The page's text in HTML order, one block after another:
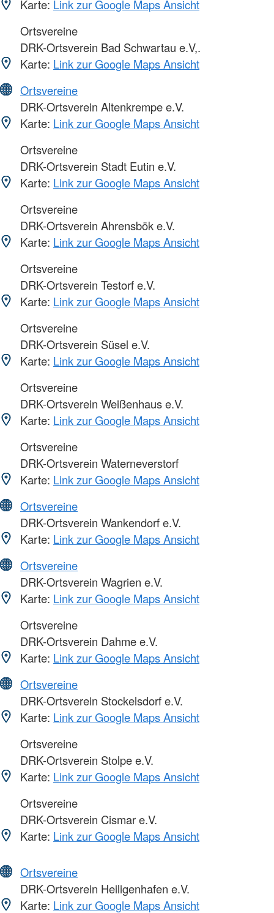
Karte: Link zur Google Maps Ansicht
Ortsvereine
DRK-Ortsverein Bad Schwartau e.V,.
Karte: Link zur Google Maps Ansicht
Ortsvereine
DRK-Ortsverein Altenkrempe e.V.
Karte: Link zur Google Maps Ansicht
Ortsvereine
DRK-Ortsverein Stadt Eutin e.V.
Karte: Link zur Google Maps Ansicht
Ortsvereine
DRK-Ortsverein Ahrensbök e.V.
Karte: Link zur Google Maps Ansicht
Ortsvereine
DRK-Ortsverein Testorf e.V.
Karte: Link zur Google Maps Ansicht
Ortsvereine
DRK-Ortsverein Süsel e.V.
Karte: Link zur Google Maps Ansicht
Ortsvereine
DRK-Ortsverein Weißenhaus e.V.
Karte: Link zur Google Maps Ansicht
Ortsvereine
DRK-Ortsverein Waterneverstorf
Karte: Link zur Google Maps Ansicht
Ortsvereine
DRK-Ortsverein Wankendorf e.V.
Karte: Link zur Google Maps Ansicht
Ortsvereine
DRK-Ortsverein Wagrien e.V.
Karte: Link zur Google Maps Ansicht
Ortsvereine
DRK-Ortsverein Dahme e.V.
Karte: Link zur Google Maps Ansicht
Ortsvereine
DRK-Ortsverein Stockelsdorf e.V.
Karte: Link zur Google Maps Ansicht
Ortsvereine
DRK-Ortsverein Stolpe e.V.
Karte: Link zur Google Maps Ansicht
Ortsvereine
DRK-Ortsverein Cismar e.V.
Karte: Link zur Google Maps Ansicht
Ortsvereine
DRK-Ortsverein Heiligenhafen e.V.
Karte: Link zur Google Maps Ansicht